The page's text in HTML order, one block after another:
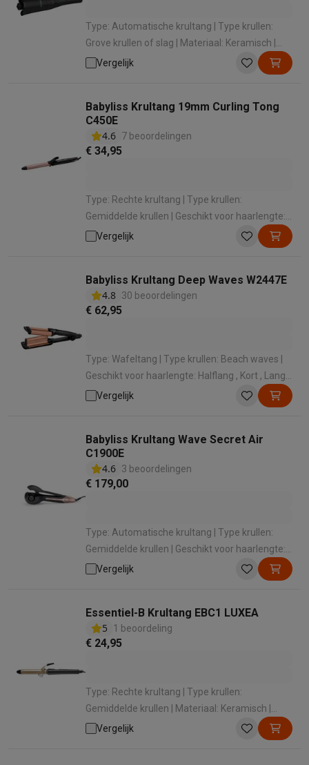
Type: Automatische krultang | Type krullen:
Grove krullen of slag | Materiaal: Keramisch |
Minimum temperatuur: 150 ° | Maximale
Vergelijk
Babyliss Krultang 19mm Curling Tong
C450E
4.6 7 beoordelingen
€ 34,95
Type: Rechte krultang | Type krullen:
Gemiddelde krullen | Geschikt voor haarlengte:
Halflang , Kort , Lang | Materiaal: Keramisch |
Vergelijk
Babyliss Krultang Deep Waves W2447E
4.8 30 beoordelingen
€ 62,95
Type: Wafeltang | Type krullen: Beach waves |
Geschikt voor haarlengte: Halflang , Kort , Lang |
Materiaal: Keramisch | Minimum temperatuur:
Vergelijk
Babyliss Krultang Wave Secret Air
C1900E
4.6 3 beoordelingen
€ 179,00
Type: Automatische krultang | Type krullen:
Gemiddelde krullen | Geschikt voor haarlengte:
Halflang , Kort , Lang | Materiaal: Keramisch |
Vergelijk
Essentiel-B Krultang EBC1 LUXEA
5
1 beoordeling
€ 24,95
Type: Rechte krultang | Type krullen:
Gemiddelde krullen | Materiaal: Keramisch |
Minimum temperatuur: 130 ° | Maximale
Vergelijk